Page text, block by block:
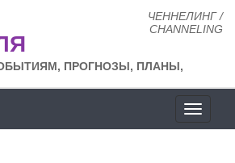
ЧЕННЕЛИНГ /
CHANNELING
ПРОГНОЗЫ, ПЛАНЫ,
сайта